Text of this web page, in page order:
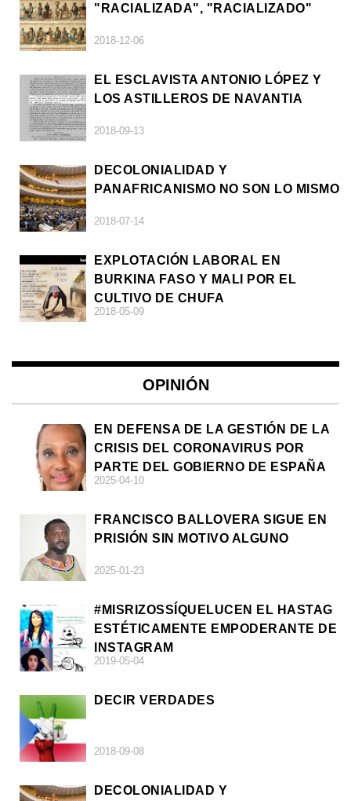
"RACIALIZADA", "RACIALIZADO"
2018-12-06
EL ESCLAVISTA ANTONIO LÓPEZ Y
LOS ASTILLEROS DE NAVANTIA
2018-09-13
DECOLONIALIDAD Y
PANAFRICANISMO NO SON LO MISMO
2018-07-14
EXPLOTACIÓN LABORAL EN
BURKINA FASO Y MALI POR EL
CULTIVO DE CHUFA
2018-05-09
OPINIÓN
EN DEFENSA DE LA GESTIÓN DE LA
CRISIS DEL CORONAVIRUS POR
PARTE DEL GOBIERNO DE ESPAÑA
2025-04-10
FRANCISCO BALLOVERA SIGUE EN
PRISIÓN SIN MOTIVO ALGUNO
2025-01-23
#MISRIZOSSÍQUELUCEN EL HASTAG
ESTÉTICAMENTE EMPODERANTE DE
INSTAGRAM
2019-05-04
DECIR VERDADES
2018-09-08
DECOLONIALIDAD Y